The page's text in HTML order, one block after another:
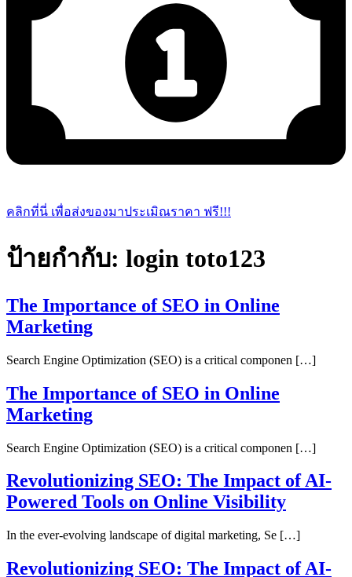
คลิกที่นี่ เพื่อส่งของมาประเมิณราคา ฟรี!!!
ป้ายกำกับ: login toto123
The Importance of SEO in Online
Marketing
Search Engine Optimization (SEO) is a critical componen […]
The Importance of SEO in Online
Marketing
Search Engine Optimization (SEO) is a critical componen […]
Revolutionizing SEO: The Impact of AI-
Powered Tools on Online Visibility
In the ever-evolving landscape of digital marketing, Se […]
Revolutionizing SEO: The Impact of AI-